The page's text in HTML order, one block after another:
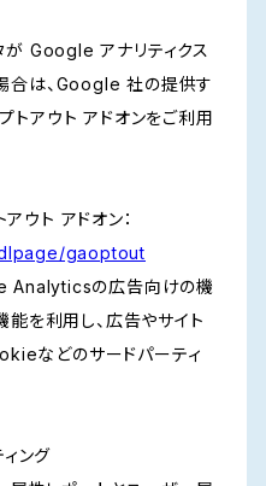
が Google アナリティクス
合は、Google 社の提供す
トアウト アドオンをご利用
ウト アドオン：
gaoptout
Analyticsの広告向けの機
能を利用し、広告やサイト
などのサードパーティ
ング